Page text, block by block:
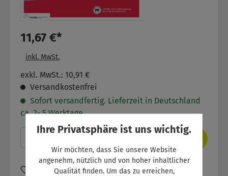
11,67 €*
inkl. MwSt.
exkl. MwSt.: 10,91 €
Versandkostenfrei
Sofort versandfertig. Lieferzeit in Deutschland
ca. 2- 5 Werktage.
Produkt Anzahl: Gib den gewünschten
Zum Merkzettel hinzufügen
Ihre Privatsphäre ist uns wichtig.
Wir möchten, dass Sie unsere Website
angenehm, nützlich und von hoher inhaltlicher
Qualität finden. Um das zu erreichen,